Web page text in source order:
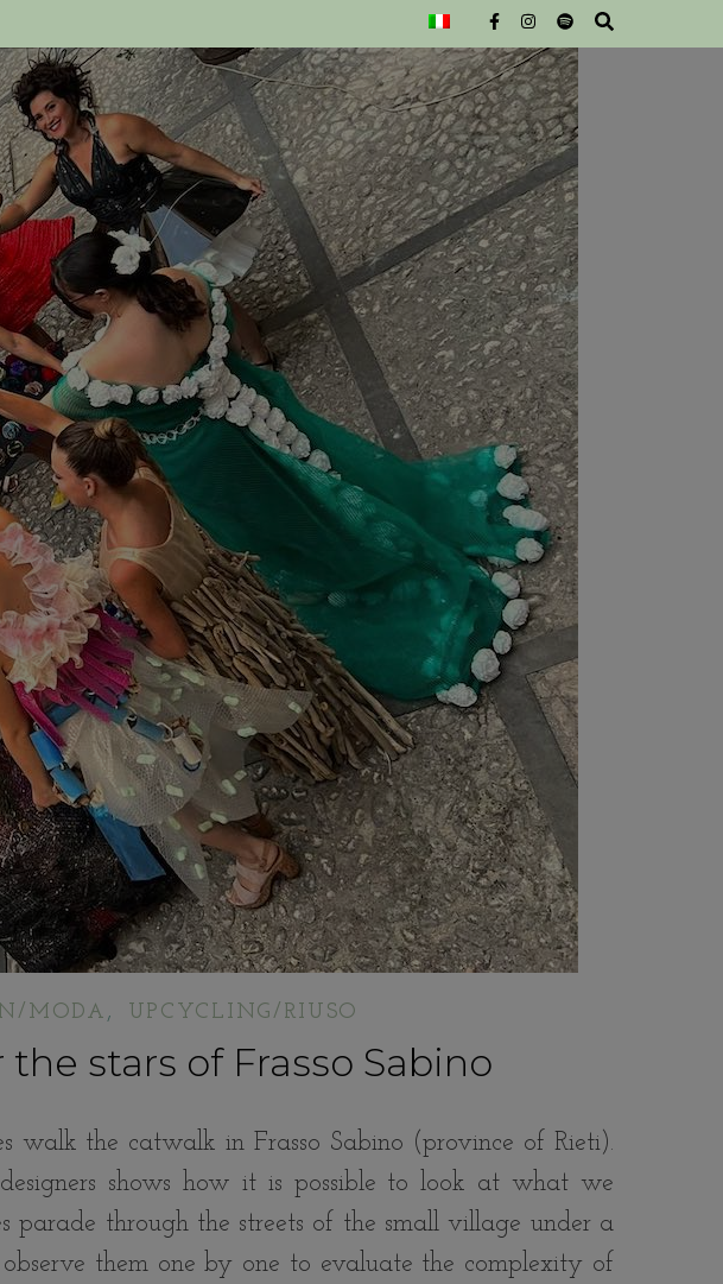
MODA , UPCYCLING/RIUSO
stars of Frasso Sabino
walk the catwalk in Frasso Sabino (province of Rieti).
shows how it is possible to look at what we
through the streets of the small village under a
them one by one to evaluate the complexity of